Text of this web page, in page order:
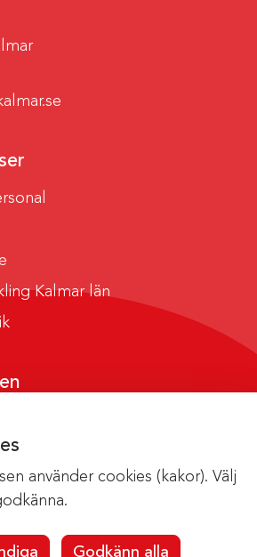
använder cookies (kakor). Välj
Godkänn alla
Kalmar län